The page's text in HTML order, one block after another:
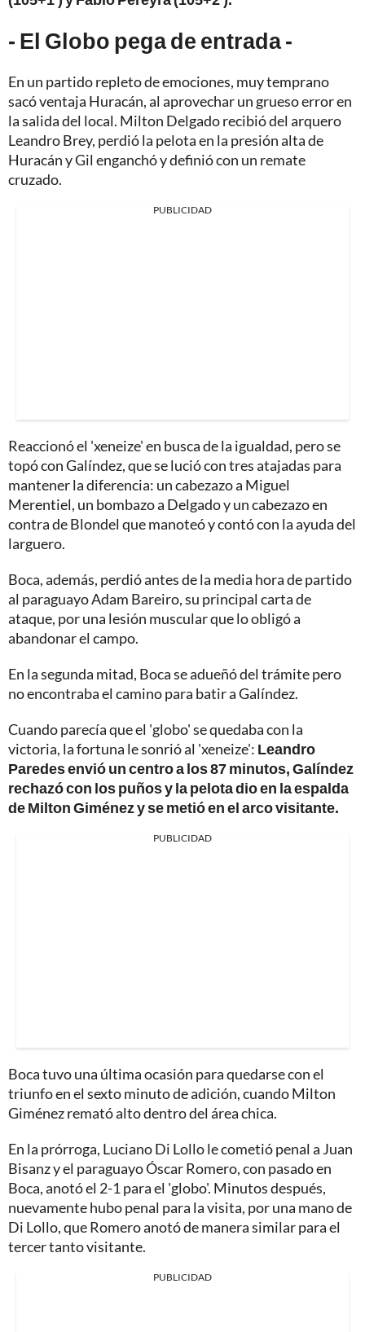
- El Globo pega de entrada -
En un partido repleto de emociones, muy temprano
sacó ventaja Huracán, al aprovechar un grueso error en
la salida del local. Milton Delgado recibió del arquero
Leandro Brey, perdió la pelota en la presión alta de
Huracán y Gil enganchó y definió con un remate
cruzado.
PUBLICIDAD
Reaccionó el 'xeneize' en busca de la igualdad, pero se
topó con Galíndez, que se lució con tres atajadas para
mantener la diferencia: un cabezazo a Miguel
Merentiel, un bombazo a Delgado y un cabezazo en
contra de Blondel que manoteó y contó con la ayuda del
larguero.
Boca, además, perdió antes de la media hora de partido
al paraguayo Adam Bareiro, su principal carta de
ataque, por una lesión muscular que lo obligó a
abandonar el campo.
En la segunda mitad, Boca se adueñó del trámite pero
no encontraba el camino para batir a Galíndez.
Cuando parecía que el 'globo' se quedaba con la
victoria, la fortuna le sonrió al 'xeneize': Leandro
Paredes envió un centro a los 87 minutos, Galíndez
rechazó con los puños y la pelota dio en la espalda
de Milton Giménez y se metió en el arco visitante.
PUBLICIDAD
Boca tuvo una última ocasión para quedarse con el
triunfo en el sexto minuto de adición, cuando Milton
Giménez remató alto dentro del área chica.
En la prórroga, Luciano Di Lollo le cometió penal a Juan
Bisanz y el paraguayo Óscar Romero, con pasado en
Boca, anotó el 2-1 para el 'globo'. Minutos después,
nuevamente hubo penal para la visita, por una mano de
Di Lollo, que Romero anotó de manera similar para el
tercer tanto visitante.
PUBLICIDAD